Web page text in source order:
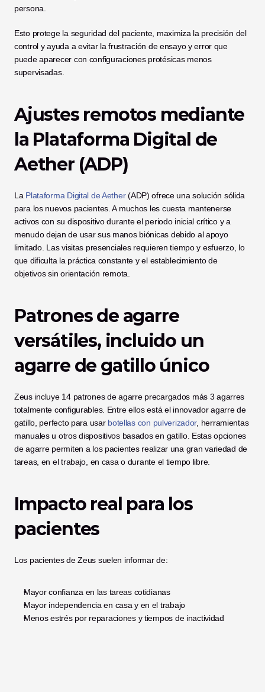
persona.
Esto protege la seguridad del paciente, maximiza la precisión del
control y ayuda a evitar la frustración de ensayo y error que
puede aparecer con configuraciones protésicas menos
supervisadas.
Ajustes remotos mediante
la Plataforma Digital de
Aether (ADP)
La Plataforma Digital de Aether (ADP) ofrece una solución sólida
para los nuevos pacientes. A muchos les cuesta mantenerse
activos con su dispositivo durante el periodo inicial crítico y a
menudo dejan de usar sus manos biónicas debido al apoyo
limitado. Las visitas presenciales requieren tiempo y esfuerzo, lo
que dificulta la práctica constante y el establecimiento de
objetivos sin orientación remota.
Patrones de agarre
versátiles, incluido un
agarre de gatillo único
Zeus incluye 14 patrones de agarre precargados más 3 agarres
totalmente configurables. Entre ellos está el innovador agarre de
gatillo, perfecto para usar botellas con pulverizador, herramientas
manuales u otros dispositivos basados en gatillo. Estas opciones
de agarre permiten a los pacientes realizar una gran variedad de
tareas, en el trabajo, en casa o durante el tiempo libre.
Impacto real para los
pacientes
Los pacientes de Zeus suelen informar de:
Mayor confianza en las tareas cotidianas
Mayor independencia en casa y en el trabajo
Menos estrés por reparaciones y tiempos de inactividad